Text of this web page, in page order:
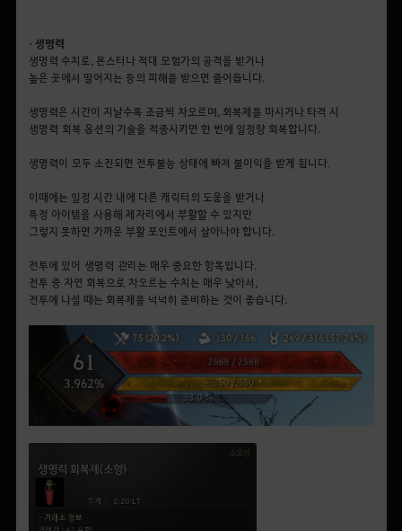
• 생명력
생명력 수치로, 몬스터나 적대 모험가의 공격을 받거나
높은 곳에서 떨어지는 등의 피해를 받으면 줄어듭니다.
생명력은 시간이 지날수록 조금씩 차오르며, 회복제를 마시거나 타격 시
생명력 회복 옵션의 기술을 적중시키면 한 번에 일정량 회복합니다.
생명력이 모두 소진되면 전투불능 상태에 빠져 불이익을 받게 됩니다.
이때에는 일정 시간 내에 다른 캐릭터의 도움을 받거나
특정 아이템을 사용해 제자리에서 부활할 수 있지만
그렇지 못하면 가까운 부활 포인트에서 살아나야 합니다.
전투에 있어 생명력 관리는 매우 중요한 항목입니다.
전투 중 자연 회복으로 차오르는 수치는 매우 낮아서,
전투에 나설 때는 회복제를 넉넉히 준비하는 것이 좋습니다.